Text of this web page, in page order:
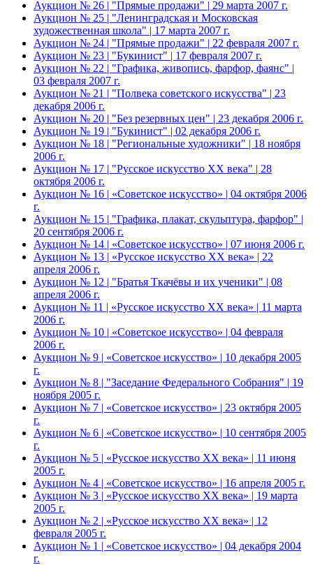
Аукцион № 26 | "Прямые продажи" | 29 марта 2007 г.
Аукцион № 25 | "Ленинградская и Московская
художественная школа" | 17 марта 2007 г.
Аукцион № 24 | "Прямые продажи" | 22 февраля 2007 г.
Аукцион № 23 | "Букинист" | 17 февраля 2007 г.
Аукцион № 22 | "Графика, живопись, фарфор, фаянс" |
03 февраля 2007 г.
Аукцион № 21 | "Полвека советского искусства" | 23
декабря 2006 г.
Аукцион № 20 | "Без резервных цен" | 23 декабря 2006 г.
Аукцион № 19 | "Букинист" | 02 декабря 2006 г.
Аукцион № 18 | "Региональные художники" | 18 ноября
2006 г.
Аукцион № 17 | "Русское искусство XX века" | 28
октября 2006 г.
Аукцион № 16 | «Советское искусство» | 04 октября 2006
г.
Аукцион № 15 | "Графика, плакат, скульптура, фарфор" |
20 сентября 2006 г.
Аукцион № 14 | «Советское искусство» | 07 июня 2006 г.
Аукцион № 13 | «Русское искусство ХХ века» | 22
апреля 2006 г.
Аукцион № 12 | "Братья Ткачёвы и их ученики" | 08
апреля 2006 г.
Аукцион № 11 | «Русское искусство ХХ века» | 11 марта
2006 г.
Аукцион № 10 | «Советское искусство» | 04 февраля
2006 г.
Аукцион № 9 | «Советское искусство» | 10 декабря 2005
г.
Аукцион № 8 | "Заседание Федерального Собрания" | 19
ноября 2005 г.
Аукцион № 7 | «Советское искусство» | 23 октября 2005
г.
Аукцион № 6 | «Советское искусство» | 10 сентября 2005
г.
Аукцион № 5 | «Русское искусство ХХ века» | 11 июня
2005 г.
Аукцион № 4 | «Советское искусство» | 16 апреля 2005 г.
Аукцион № 3 | «Русское искусство ХХ века» | 19 марта
2005 г.
Аукцион № 2 | «Русское искусство ХХ века» | 12
февраля 2005 г.
Аукцион № 1 | «Советское искусство» | 04 декабря 2004
г.